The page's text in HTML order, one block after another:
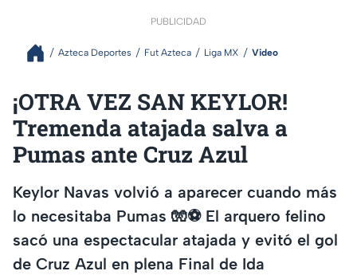
PUBLICIDAD
Azteca Deportes Fut Azteca Liga MX Video
¡OTRA VEZ SAN KEYLOR!
Tremenda atajada salva a
Pumas ante Cruz Azul
Keylor Navas volvió a aparecer cuando más
lo necesitaba Pumas 🧤⚽ El arquero felino
sacó una espectacular atajada y evitó el gol
de Cruz Azul en plena Final de Ida